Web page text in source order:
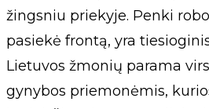
žingsniu priekyje. Penki
pasiekė frontą, yra
Lietuvos žmonių parama
gynybos priemonėmis,